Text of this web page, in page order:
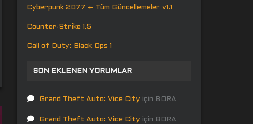
Cyberpunk 2077 + Tüm Güncellemeler v1.1
Counter-Strike 1.5
Call of Duty: Black Ops 1
SON EKLENEN YORUMLAR
Grand Theft Auto: Vice City için BORA
Grand Theft Auto: Vice City için BORA